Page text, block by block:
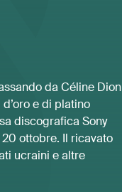
da Céline Dion
e di platino
discografica Sony
ottobre. Il ricavato
ucraini e altre